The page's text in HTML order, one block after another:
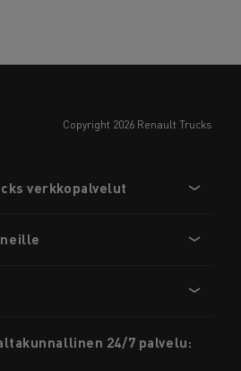
copyright 2026 Renault Trucks
verkkopalvelut
24/7 palvelu: